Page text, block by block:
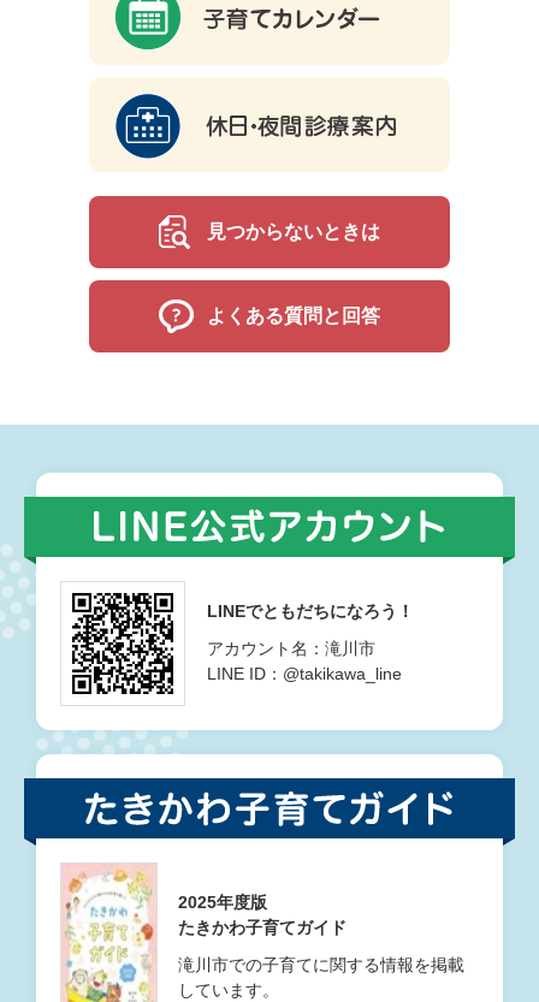
見つからないときは
よくある質問と回答
LINEでともだちになろう！
アカウント名：滝川市
LINE ID：@takikawa_line
2025年度版
たきかわ子育てガイド
滝川市での子育てに関する情報を掲載
しています。